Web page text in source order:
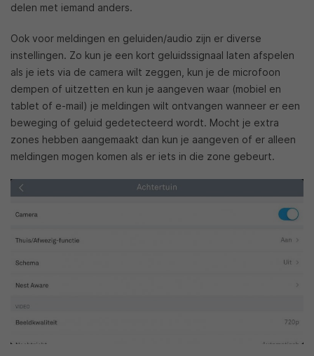
delen met iemand anders.
Ook voor meldingen en geluiden/audio zijn er diverse
instellingen. Zo kun je een kort geluidssignaal laten afspelen
als je iets via de camera wilt zeggen, kun je de microfoon
dempen of uitzetten en kun je aangeven waar (mobiel en
tablet of e-mail) je meldingen wilt ontvangen wanneer er een
beweging of geluid gedetecteerd wordt. Mocht je extra
zones hebben aangemaakt dan kun je aangeven of er alleen
meldingen mogen komen als er iets in die zone gebeurt.